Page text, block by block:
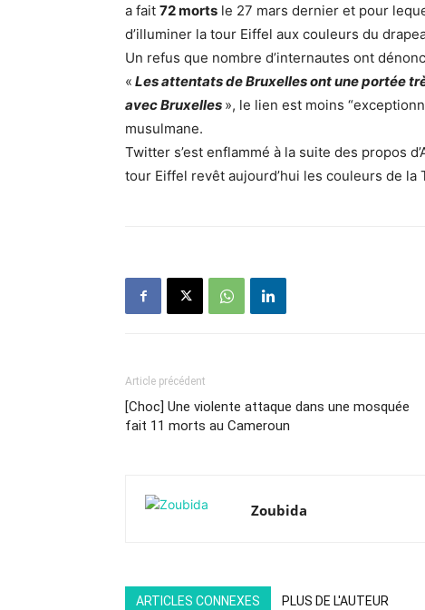
a fait 72 morts le 27 mars dernier et pour
d’illuminer la tour Eiffel aux couleurs du
Un refus que nombre d’internautes ont
« Les attentats de Bruxelles ont une portée
avec Bruxelles », le lien est moins
musulmane.
Twitter s’est enflammé à la suite des propos
tour Eiffel revêt aujourd’hui les couleurs de la
Article précédent
[Choc] Une violente attaque dans une mosquée
fait 11 morts au Cameroun
Zoubida
ARTICLES CONNEXES PLUS DE L'AUTEUR